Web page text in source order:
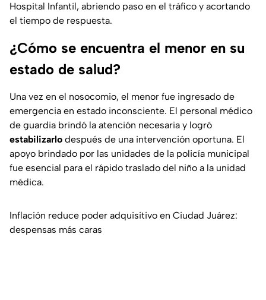
Hospital Infantil, abriendo paso en el tráfico y acortando
el tiempo de respuesta.
¿Cómo se encuentra el menor en su
estado de salud?
Una vez en el nosocomio, el menor fue ingresado de
emergencia en estado inconsciente. El personal médico
de guardia brindó la atención necesaria y logró
estabilizarlo después de una intervención oportuna. El
apoyo brindado por las unidades de la policía municipal
fue esencial para el rápido traslado del niño a la unidad
médica.
Inflación reduce poder adquisitivo en Ciudad Juárez:
despensas más caras